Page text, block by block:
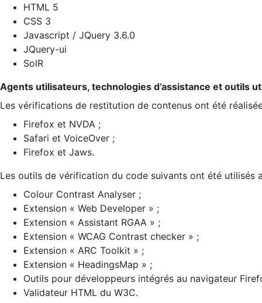
HTML 5
CSS 3
Javascript / JQuery 3.6.0
JQuery-ui
SolR
Agents utilisateurs, technologies d’assistance et outils
Les vérifications de restitution de contenus ont été
Firefox et NVDA ;
Safari et VoiceOver ;
Firefox et Jaws.
Les outils de vérification du code suivants ont été utilisés
Colour Contrast Analyser ;
Extension « Web Developer » ;
Extension « Assistant RGAA » ;
Extension « WCAG Contrast checker » ;
Extension « ARC Toolkit » ;
Extension « HeadingsMap » ;
Outils pour développeurs intégrés au navigateur
Validateur HTML du W3C.